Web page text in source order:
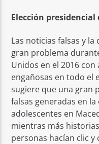
Elección presidencial
Las noticias falsas y
gran problema
Unidos en el 2016
engañosas en todo el
sugiere que una gran
falsas generadas en
adolescentes en
mientras más
personas hacían clic